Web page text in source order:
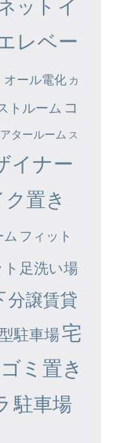
ット イ
レベー
オール電化 カ
トルーム コ
タールーム ス
イナー
置き
ム フィット
ト足洗い場
分譲賃貸
駐車場宅
ミ置き
駐車場